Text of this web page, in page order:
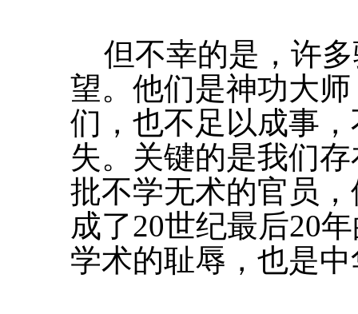
但不幸的是，许
望。他们是神功大
们，也不足以成事
失。关键的是我们
批不学无术的官员
成了20世纪最后20
学术的耻辱，也是